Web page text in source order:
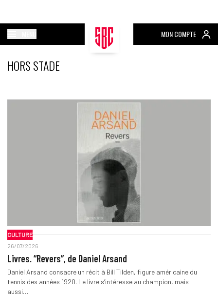
MON COMPTE
HORS STADE
CULTURE
26/07/2026
Livres. “Revers”, de Daniel Arsand
Daniel Arsand consacre un récit à Bill Tilden, figure américaine du
tennis des années 1920. Le livre s’intéresse au champion, mais
aussi…